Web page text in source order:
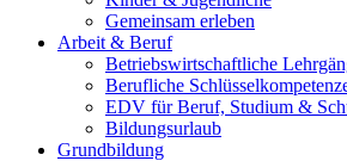
Gemeinsam erleben
Arbeit & Beruf
Betriebswirtschaftliche
Berufliche
EDV für Beruf, Studium &
Bildungsurlaub
Grundbildung